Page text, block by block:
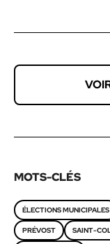
MOTS-CLÉS
ÉLECTIONS MUNICIPALES
PRÉVOST SAINT-